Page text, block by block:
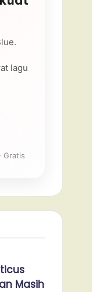
lagu
Gratis
Masih